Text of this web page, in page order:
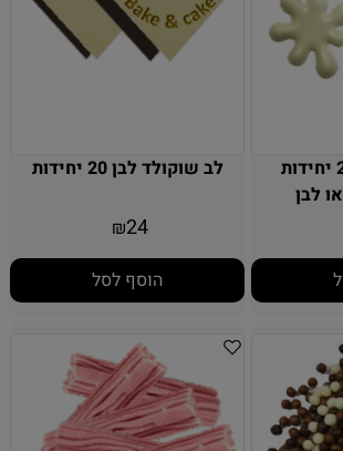
כתם שוקולד 20 יחידות
לבן
לב שוקולד לבן 20 יחידות
₪24
הוסף לסל